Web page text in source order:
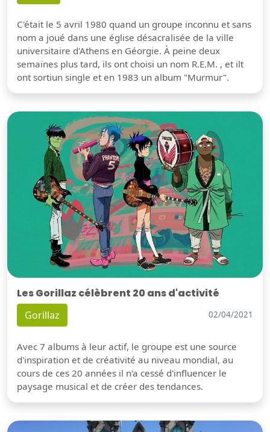
C'était le 5 avril 1980 quand un groupe inconnu et sans
nom a joué dans une église désacralisée de la ville
universitaire d'Athens en Géorgie. À peine deux
semaines plus tard, ils ont choisi un nom R.E.M. , et ilt
ont sortiun single et en 1983 un album "Murmur".
Les Gorillaz célèbrent 20 ans d'activité
Gorillaz 02/04/2021
Avec 7 albums à leur actif, le groupe est une source
d'inspiration et de créativité au niveau mondial, au
cours de ces 20 années il n'a cessé d'influencer le
paysage musical et de créer des tendances.